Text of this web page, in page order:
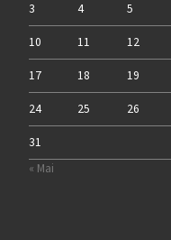
3 4 5
10 11 12
17 18 19
24 25 26
31
« Mai